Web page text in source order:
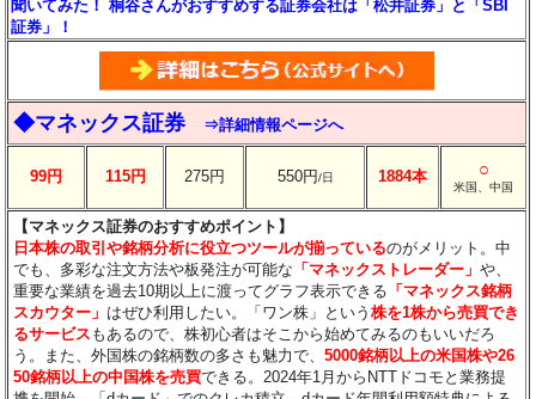
聞いてみた！ 桐谷さんがおすすめする証券会社は「松井証券」と「SBI
証券」！
◆マネックス証券 ⇒詳細情報ページへ
99円 115円 275円 550円/日 1884本 ○
米国、中国
【マネックス証券のおすすめポイント】
日本株の取引や銘柄分析に役立つツールが揃っているのがメリット。中
でも、多彩な注文方法や板発注が可能な 「マネックストレーダー」や、
重要な業績を過去10期以上に渡ってグラフ表示できる 「マネックス銘柄
スカウター」 はぜひ利用したい。「ワン株」という株を1株から売買でき
るサービス もあるので、株初心者はそこから始めてみるのもいいだろ
う。また、外国株の銘柄数の多さも魅力で、5000銘柄以上の米国株や26
50銘柄以上の中国株を売買できる。2024年1月からNTTドコモと業務提